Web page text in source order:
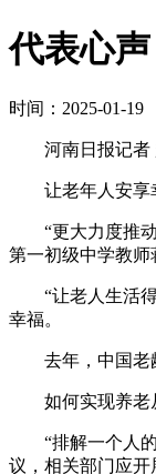
代表心
时间：2025-01-
河南日报记者
让老年人安享幸
“更大力度推动
第一初级中学教师
“让老人生活得
幸福。
去年，中国老龄
如何实现养老从
“排解一个人的
议，相关部门应